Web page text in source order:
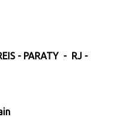
- PARATY - RJ -